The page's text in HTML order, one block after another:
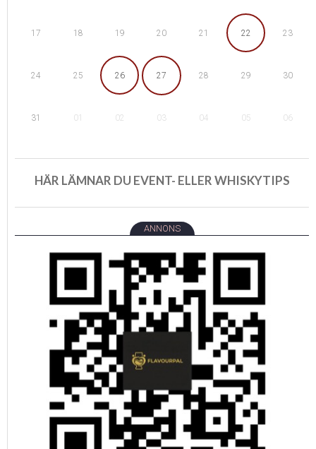
17 18 19 20 21 22 23
24 25 26 27 28 29 30
31 01 02 03 04 05 06
HÄR LÄMNAR DU EVENT- ELLER WHISKYTIPS
ANNONS